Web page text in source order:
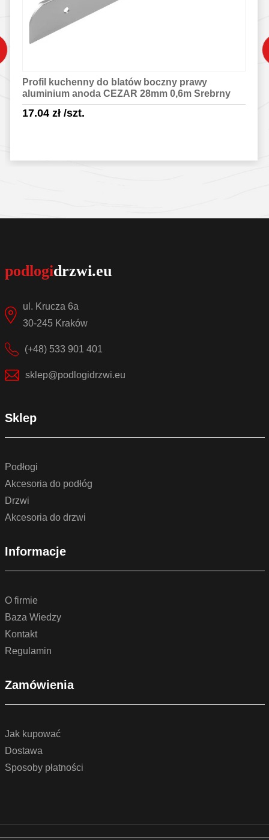
Profil kuchenny do blatów boczny prawy
aluminium anoda CEZAR 28mm 0,6m Srebrny
17.04 zł/szt.
ul. Krucza 6a
30-245 Kraków
(+48) 533 901 401
sklep@podlogidrzwi.eu
Sklep
Podłogi
Akcesoria do podłóg
Drzwi
Akcesoria do drzwi
Informacje
O firmie
Baza Wiedzy
Kontakt
Regulamin
Zamówienia
Jak kupować
Dostawa
Sposoby płatności